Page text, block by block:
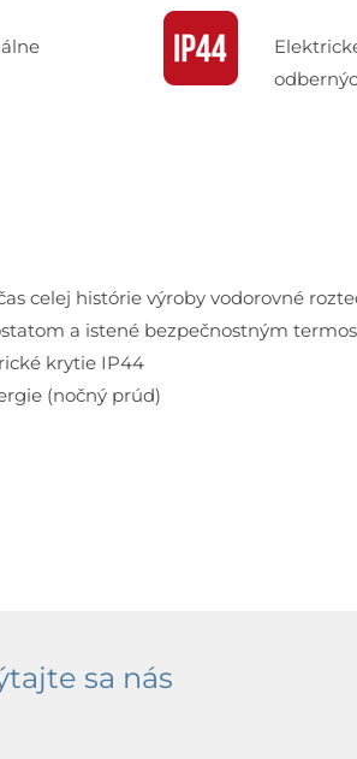
celej histórie výroby vodorovné
a istené bezpečnostným
krytie IP44
(nočný prúd)
sa nás